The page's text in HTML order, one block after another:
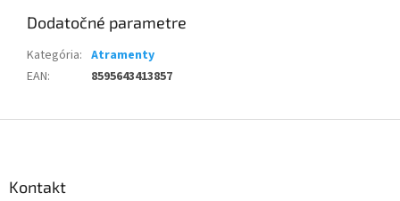
Dodatočné parametre
Kategória: Atramenty
EAN: 8595643413857
Kontakt